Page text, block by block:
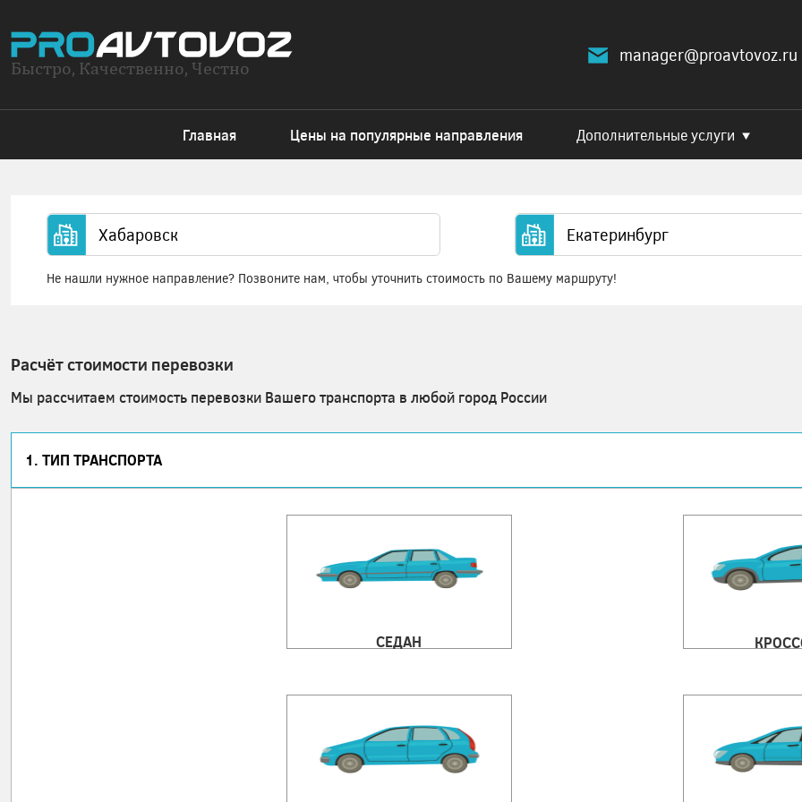
Быстро, Качественно, Честно
manager@proavtovoz.ru
Главная Цены на популярные направления Дополнительные услуги
Не нашли нужное направление? Позвоните нам, чтобы уточнить стоимость по Вашему маршруту!
Расчёт стоимости перевозки
Мы рассчитаем стоимость перевозки Вашего транспорта в любой город России
1. ТИП ТРАНСПОРТА
СЕДАН